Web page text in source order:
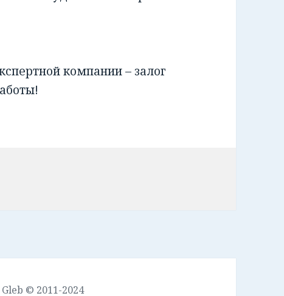
компании – залог
© 2011-2024